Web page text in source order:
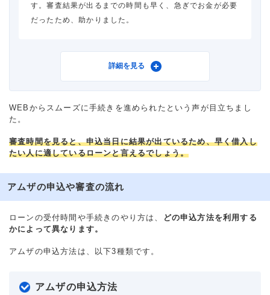
重視した点 借入の容易さ
す。審査結果が出るまでの時間も早く、急ぎでお金が必要
だったため、助かりました。
アムザ
審査時間 1時間以内
借入事実の把握
詳細を見る
WEBからスムーズに手続きを進められたという声が目立ちまし
た。
審査時間を見ると、申込当日に結果が出ているため、早く借入し
たい人に適しているローンと言えるでしょう。
アムザの申込や審査の流れ
ローンの受付時間や手続きのやり方は、
どの申込方法を利用する
かによって異なります。
アムザの申込方法は、以下3種類です。
アムザの申込方法